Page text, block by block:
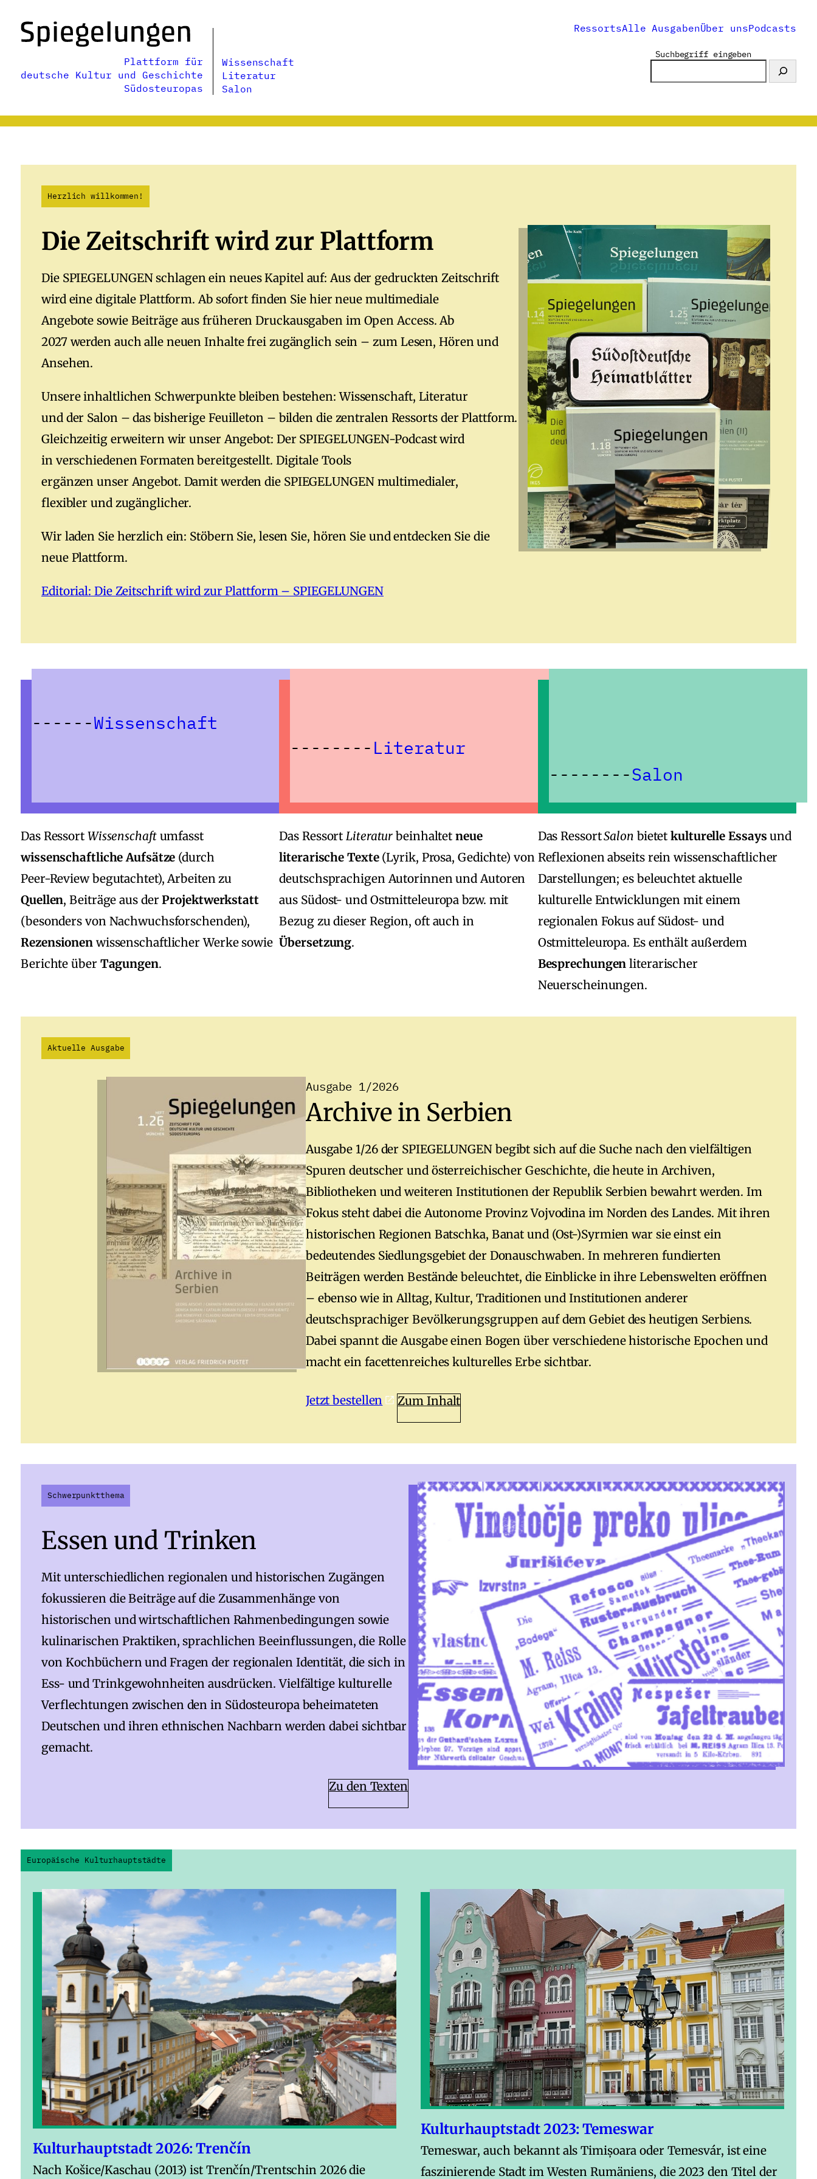
Inhalt
springen
Plattform für
deutsche Kultur und Geschichte
Südosteuropas
Wissenschaft
Literatur
Salon
RessortsAlle AusgabenÜber unsPodcasts
Suchbegriff eingeben
Herzlich willkommen!
Die Zeitschrift wird zur Plattform
Die SPIEGELUNGEN schlagen ein neues Kapitel auf: Aus der gedruckten Zeitschrift
wird eine digitale Plattform. Ab sofort finden Sie hier neue multimediale
Angebote sowie Beiträge aus früheren Druckausgaben im Open Access. Ab
2027 werden auch alle neuen Inhalte frei zugänglich sein – zum Lesen, Hören und
Ansehen.
Unsere inhaltlichen Schwerpunkte bleiben bestehen: Wissenschaft, Literatur
und der Salon – das bisherige Feuilleton – bilden die zentralen Ressorts der Plattform.
Gleichzeitig erweitern wir unser Angebot: Der SPIEGELUNGEN-Podcast wird
in verschiedenen Formaten bereitgestellt. Digitale Tools
ergänzen unser Angebot. Damit werden die SPIEGELUNGEN multimedialer,
flexibler und zugänglicher.
Wir laden Sie herzlich ein: Stöbern Sie, lesen Sie, hören Sie und entdecken Sie die
neue Plattform.
Editorial: Die Zeitschrift wird zur Plattform – SPIEGELUNGEN
Wissenschaft
Das Ressort Wissenschaftumfasst
wissenschaftliche Aufsätze (durch
Peer‑Review begutachtet), Arbeiten zu
Quellen, Beiträge aus derProjektwerkstatt
(besonders von Nachwuchsforschenden),
Rezensionenwissenschaftlicher Werke sowie
Berichte über Tagungen.
Literatur
Das RessortLiteratur beinhaltetneue
literarische Texte(Lyrik, Prosa, Gedichte) von
deutschsprachigen Autorinnen und Autoren
aus Südost‑ und Ostmitteleuropa bzw. mit
Bezug zu dieser Region, oft auch in
Übersetzung.
Salon
Das RessortSalon bietetkulturelle Essaysund
Reflexionen abseits rein wissenschaftlicher
Darstellungen; es beleuchtet aktuelle
kulturelle Entwicklungen mit einem
regionalen Fokus auf Südost‑ und
Ostmitteleuropa. Es enthält außerdem
Besprechungenliterarischer
Neuerscheinungen.
Aktuelle Ausgabe
Ausgabe 1/2026
Archive in Serbien
Ausgabe 1/26 der SPIEGELUNGEN begibt sich auf die Suche nach den vielfältigen
Spuren deutscher und österreichischer Geschichte, die heute in Archiven,
Bibliotheken und weiteren Institutionen der Republik Serbien bewahrt werden. Im
Fokus steht dabei die Autonome Provinz Vojvodina im Norden des Landes. Mit ihren
historischen Regionen Batschka, Banat und (Ost-)Syrmien war sie einst ein
bedeutendes Siedlungsgebiet der Donauschwaben. In mehreren fundierten
Beiträgen werden Bestände beleuchtet, die Einblicke in ihre Lebenswelten eröffnen
– ebenso wie in Alltag, Kultur, Traditionen und Institutionen anderer
deutschsprachiger Bevölkerungsgruppen auf dem Gebiet des heutigen Serbiens.
Dabei spannt die Ausgabe einen Bogen über verschiedene historische Epochen und
macht ein facettenreiches kulturelles Erbe sichtbar.
Jetzt bestellen Zum Inhalt
Schwerpunktthema
Essen und Trinken
Mit unterschiedlichen regionalen und historischen Zugängen
fokussieren die Beiträge auf die Zusammenhänge von
historischen und wirtschaftlichen Rahmenbedingungen sowie
kulinarischen Praktiken, sprachlichen Beeinflussungen, die Rolle
von Kochbüchern und Fragen der regionalen Identität, die sich in
Ess- und Trinkgewohnheiten ausdrücken. Vielfältige kulturelle
Verflechtungen zwischen den in Südosteuropa beheimateten
Deutschen und ihren ethnischen Nachbarn werden dabei sichtbar
gemacht.
Zu den Texten
Europäische Kulturhauptstädte
Kulturhauptstadt 2026: Trenčín
Nach Košice/Kaschau (2013) ist Trenčín/Trentschin 2026 die
Kulturhauptstadt 2023: Temeswar
Temeswar, auch bekannt als Timișoara oder Temesvár, ist eine
faszinierende Stadt im Westen Rumäniens, die 2023 den Titel der